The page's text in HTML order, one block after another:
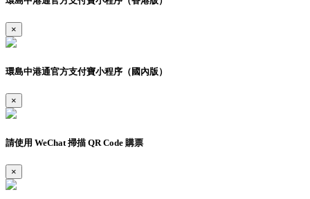
×
環島中港通官方支付寶小程序（國內版）
×
請使用 WeChat 掃描 QR Code 購票
×